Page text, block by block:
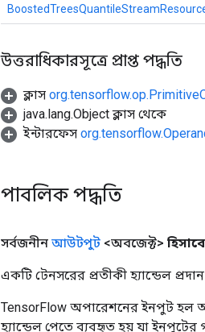
উত্তরাধিকারসূত্রে প্রাপ্ত পদ্ধতি
ক্লাস
java.lang.Object ক্লাস থেকে
ইন্টারফেস
পাবলিক পদ্ধতি
সর্বজনীন আউটপুট <অবজেক্ট>
একটি টেনসরের প্রতীকী হ্যান্ডেল
TensorFlow অপারেশনের ইনপুট হল
হ্যান্ডেল পেতে ব্যবহৃত হয় যা ইনপুটের